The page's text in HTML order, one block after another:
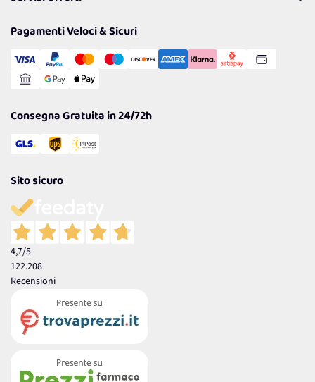
Cookie Policy
Gestisci Cookie
Reso Facile e Veloce
Pagamenti Veloci & Sicuri
Consegna Gratuita in 24/72h
Sito sicuro
4,7/5
122.208
Recensioni